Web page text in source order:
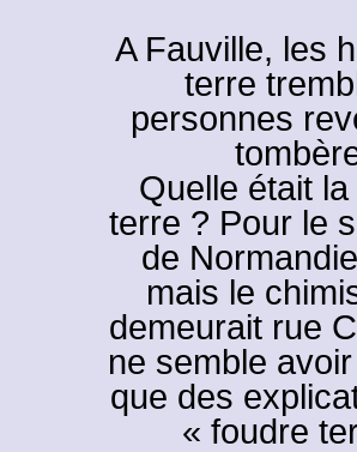
A Fauville, les
terre
personnes
Quelle était
terre ? Pour le
de
mais le
demeurait rue
ne semble
que des
« foudre